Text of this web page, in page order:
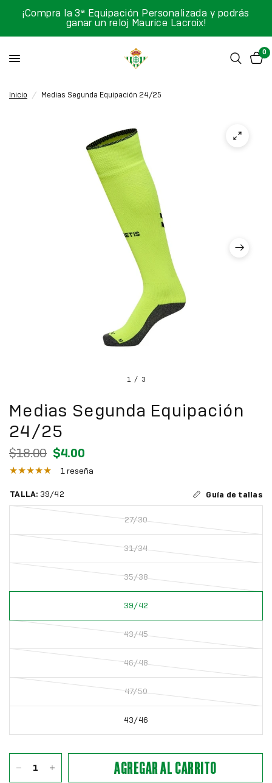
¡Compra la 3ª Equipación Personalizada y podrás
ganar un reloj Maurice Lacroix!
0
Inicio / Medias Segunda Equipación 24/25
1 / 3
Medias Segunda Equipación
24/25
$18.00 $4.00
1 reseña
TALLA: 39/42 Guía de tallas
27/30
31/34
35/38
39/42
43/45
46/48
47/50
43/46
AGREGAR AL CARRITO